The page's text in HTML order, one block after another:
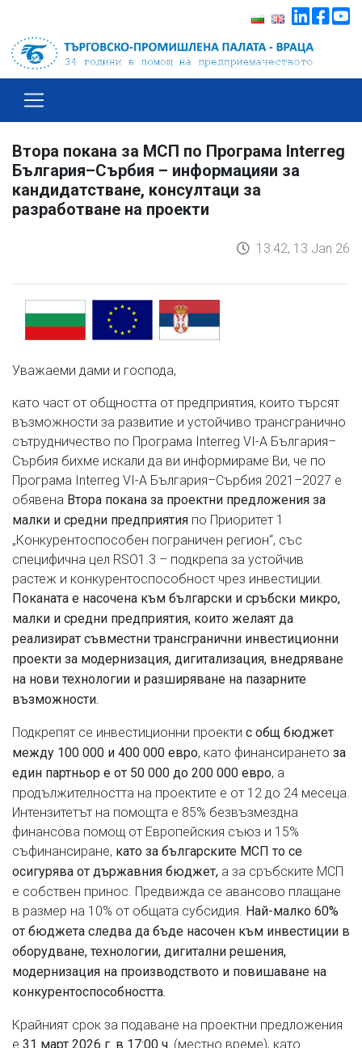
Втора покана за МСП по Програма Interreg
България–Сърбия – информацияи за
кандидатстване, консултаци за
разработване на проекти
13:42, 13 Jan 26
Уважаеми дами и господа,
като част от общността от предприятия, които търсят
възможности за развитие и устойчиво трансгранично
сътрудничество по Програма Interreg VI-A България–
Сърбия бихме искали да ви информираме Ви, че по
Програма Interreg VI-A България–Сърбия 2021–2027 е
обявена Втора покана за проектни предложения за
малки и средни предприятия по Приоритет 1
„Конкурентоспособен пограничен регион“, със
специфична цел RSO1.3 – подкрепа за устойчив
растеж и конкурентоспособност чрез инвестиции.
Поканата е насочена към български и сръбски микро,
малки и средни предприятия, които желаят да
реализират съвместни трансгранични инвестиционни
проекти за модернизация, дигитализация, внедряване
на нови технологии и разширяване на пазарните
възможности.
Подкрепят се инвестиционни проекти с общ бюджет
между 100 000 и 400 000 евро, като финансирането за
един партньор е от 50 000 до 200 000 евро, а
продължителността на проектите е от 12 до 24 месеца.
Интензитетът на помощта е 85% безвъзмездна
финансова помощ от Европейския съюз и 15%
съфинансиране, като за българските МСП то се
осигурява от държавния бюджет, а за сръбските МСП
е собствен принос. Предвижда се авансово плащане
в размер на 10% от общата субсидия. Най-малко 60%
от бюджета следва да бъде насочен към инвестиции в
оборудване, технологии, дигитални решения,
модернизация на производството и повишаване на
конкурентоспособността.
Крайният срок за подаване на проектни предложения
е 31 март 2026 г. в 17:00 ч. (местно време), като